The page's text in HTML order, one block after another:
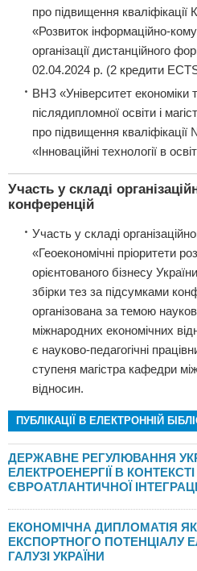
про підвищення
«Розвиток інформаційно-
організації дистанційного
02.04.2024 р. (2 кредити
ВНЗ «Університет економіки
післядипломної освіти і
про підвищення
«Інноваційні технології в
Участь у складі
конференцій
Участь у складі
«Геоекономічні пріоритети
орієнтованого бізнесу
збірки тез за підсумками
організована за темою
міжнародних економічних
є науково-педагогічні
ступеня магістра кафедри
відносин.
ПУБЛІКАЦІЇ В ЕЛЕКТРОННІЙ
ДЕРЖАВНЕ РЕГУЛЮВАННЯ
ЕЛЕКТРОЕНЕРГІЇ В
ЄВРОАТЛАНТИЧНОЇ
ЕКОНОМІЧНА ДИПЛОМАТІЯ ЯК
ЕКСПОРТНОГО ПОТЕНЦІАЛУ
ГАЛУЗІ УКРАЇНИ